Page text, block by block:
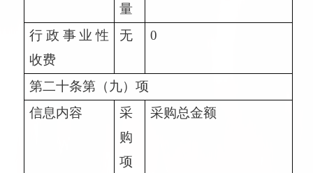
量
行政事业性
收费
无 0
第二十条第（九）项
信息内容
采
购
项
采购总金额